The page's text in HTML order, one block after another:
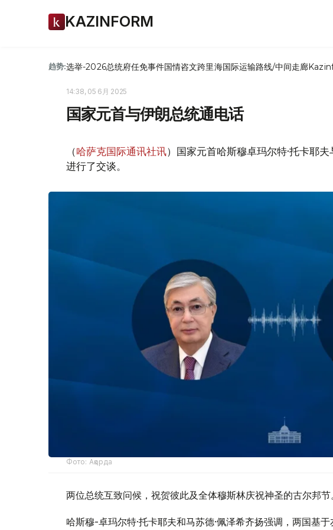
KAZINFORM
趋势:选举-2026总统府任免事件国情咨文跨里海国际运输路线/中间走廊
14:38, 05 6月 2025
国家元首与伊朗总统通电话
（哈萨克国际通讯社讯）国家元首哈斯穆卓玛尔特·托卡耶
进行了交谈。
Фото: Ақорда
两位总统互致问候，祝贺彼此及全体穆斯林庆祝神圣的古尔邦节
哈斯穆-卓玛尔特·托卡耶夫和马苏德·佩泽希齐扬强调，两国基